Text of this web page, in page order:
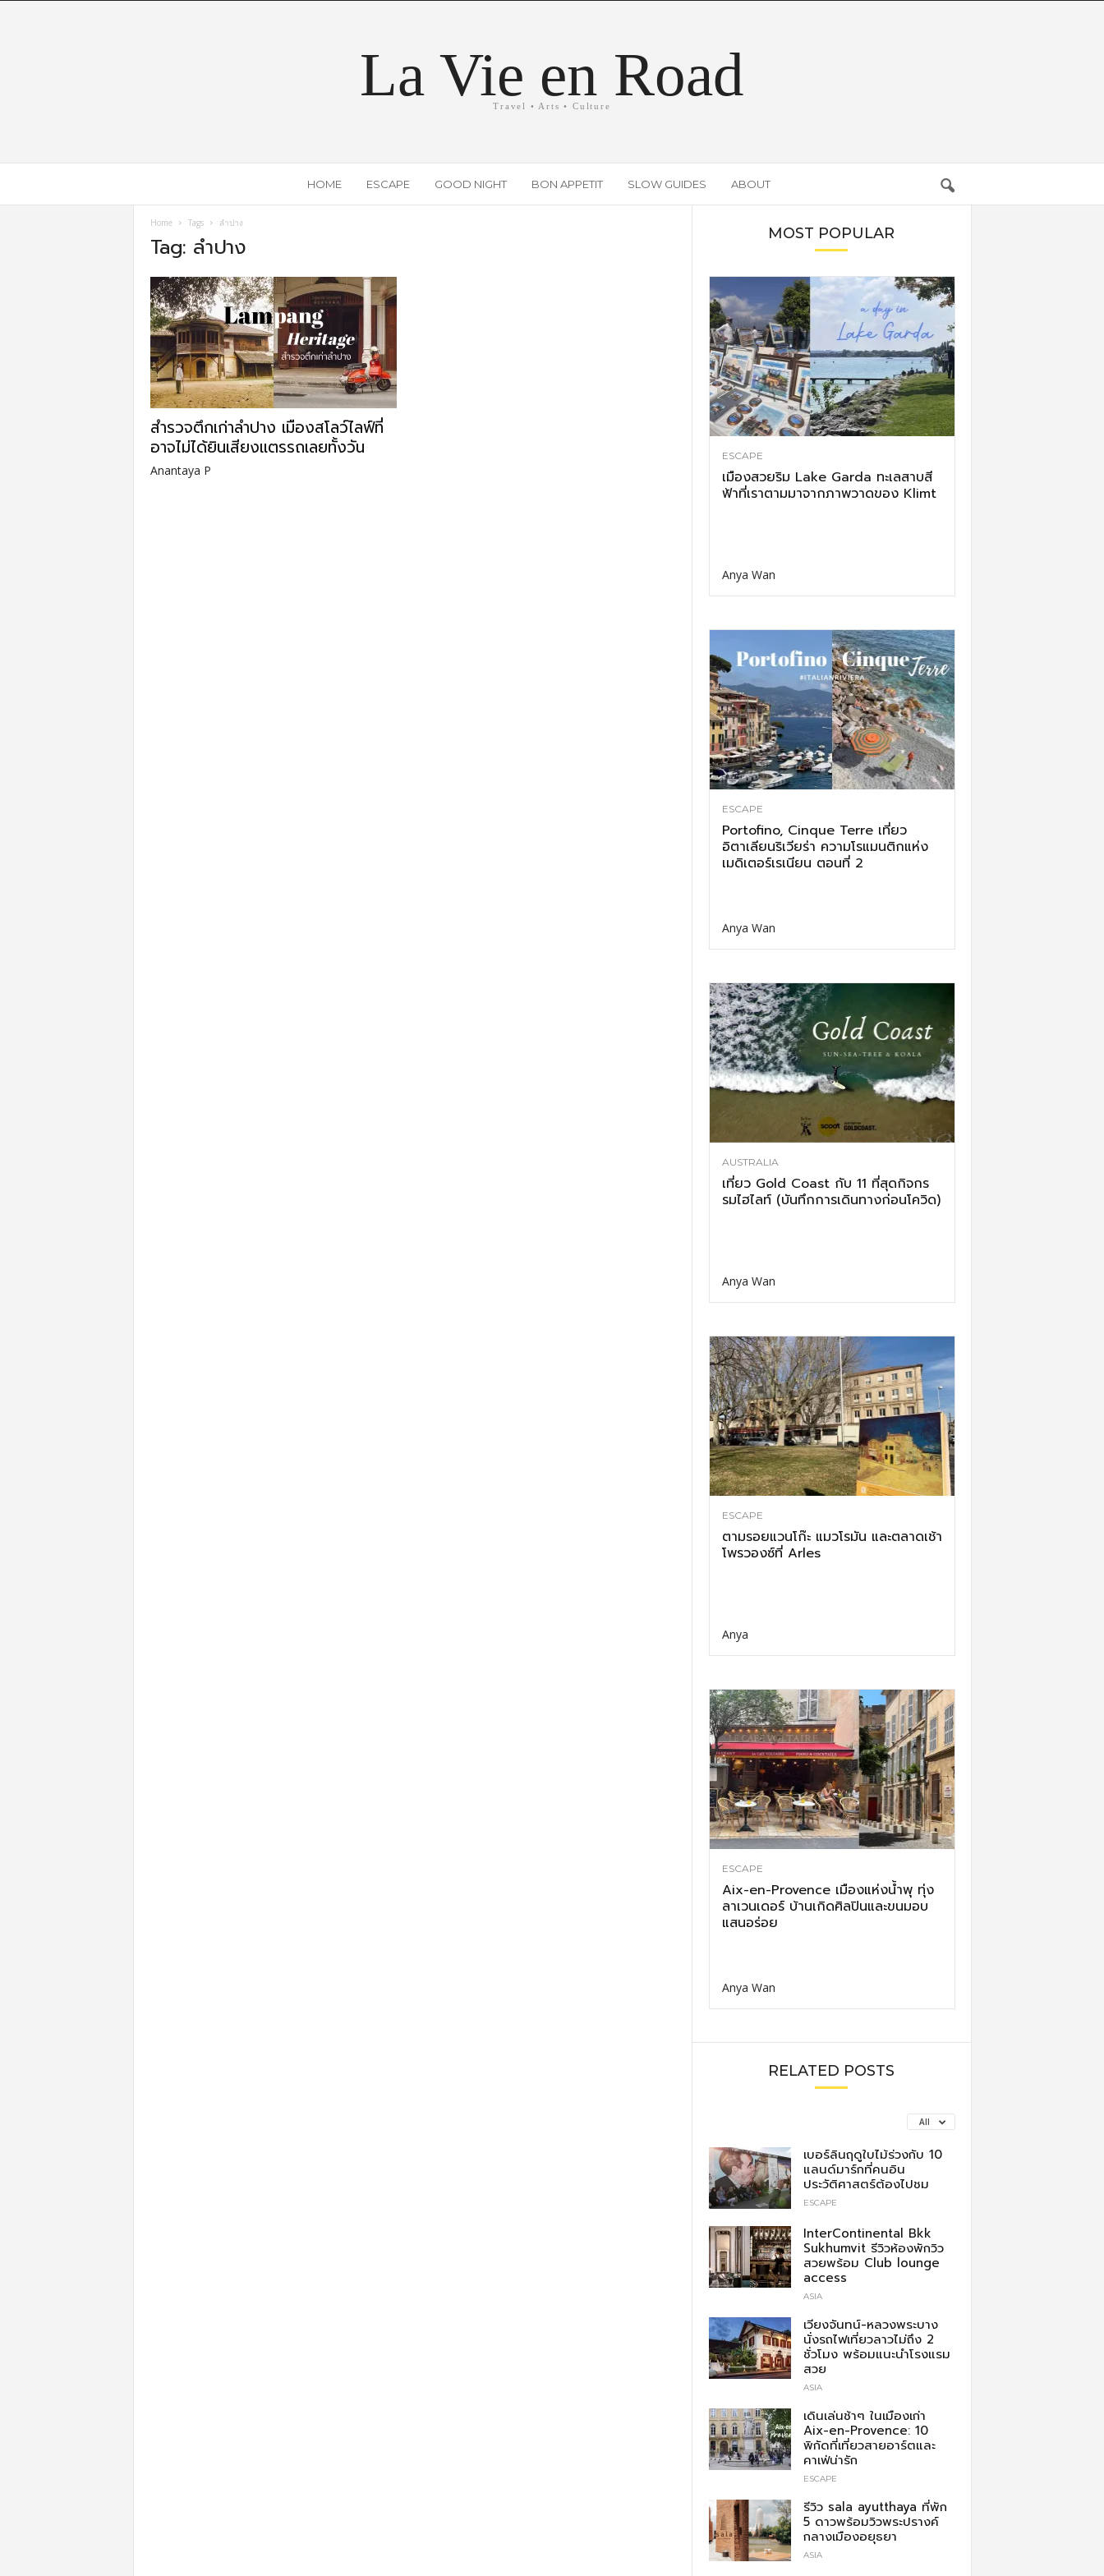
La Vie en Road
Travel • Arts • Culture
HOME ESCAPE GOOD NIGHT BON APPETIT SLOW GUIDES ABOUT
Home Tags ลำปาง
Tag: ลำปาง
สำรวจตึกเก่าลำปาง เมืองสโลว์ไลฟ์ที่
อาจไม่ได้ยินเสียงแตรรถเลยทั้งวัน
Anantaya P
MOST POPULAR
ESCAPE
เมืองสวยริม Lake Garda ทะเลสาบสี
ฟ้าที่เราตามมาจากภาพวาดของ Klimt
Anya Wan
ESCAPE
Portofino, Cinque Terre เที่ยว
อิตาเลียนริเวียร่า ความโรแมนติกแห่ง
เมดิเตอร์เรเนียน ตอนที่ 2
Anya Wan
AUSTRALIA
เที่ยว Gold Coast กับ 11 ที่สุดกิจกร
รมไฮไลท์ (บันทึกการเดินทางก่อนโควิด)
Anya Wan
ESCAPE
ตามรอยแวนโก๊ะ แมวโรมัน และตลาดเช้า
โพรวองซ์ที่ Arles
Anya
ESCAPE
Aix-en-Provence เมืองแห่งน้ำพุ ทุ่ง
ลาเวนเดอร์ บ้านเกิดศิลปินและขนมอบ
แสนอร่อย
Anya Wan
RELATED POSTS
All
เบอร์ลินฤดูใบไม้ร่วงกับ 10
แลนด์มาร์กที่คนอิน
ประวัติศาสตร์ต้องไปชม
ESCAPE
InterContinental Bkk
Sukhumvit รีวิวห้องพักวิว
สวยพร้อม Club lounge
access
ASIA
เวียงจันทน์-หลวงพระบาง
นั่งรถไฟเที่ยวลาวไม่ถึง 2
ชั่วโมง พร้อมแนะนำโรงแรม
สวย
ASIA
เดินเล่นช้าๆ ในเมืองเก่า
Aix-en-Provence: 10
พิกัดที่เที่ยวสายอาร์ตและ
คาเฟ่น่ารัก
ESCAPE
รีวิว sala ayutthaya ที่พัก
5 ดาวพร้อมวิวพระปรางค์
กลางเมืองอยุธยา
ASIA